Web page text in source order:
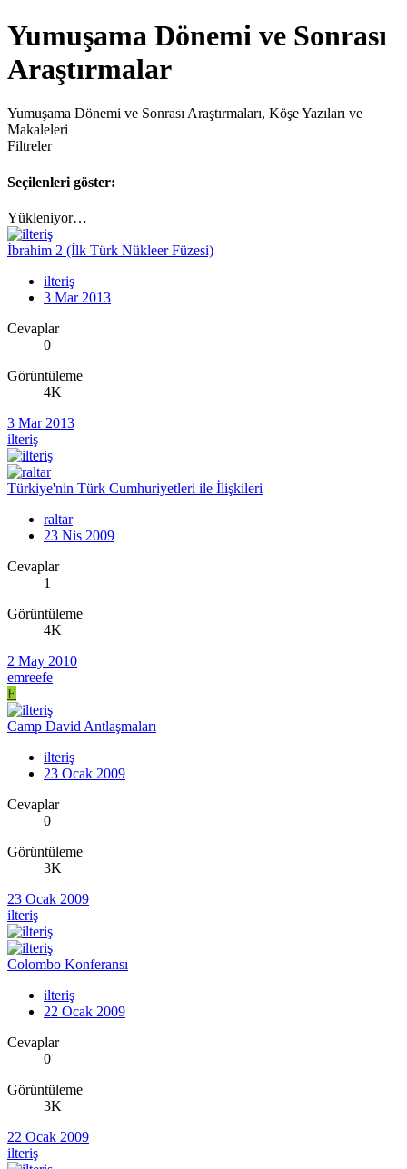
Yumuşama Dönemi ve Sonrası
Araştırmalar
Yumuşama Dönemi ve Sonrası Araştırmaları, Köşe Yazıları ve
Makaleleri
Filtreler
Seçilenleri göster:
Yükleniyor…
İbrahim 2 (İlk Türk Nükleer Füzesi)
ilteriş
3 Mar 2013
Cevaplar
0
Görüntüleme
4K
3 Mar 2013
ilteriş
Türkiye'nin Türk Cumhuriyetleri ile İlişkileri
raltar
23 Nis 2009
Cevaplar
1
Görüntüleme
4K
2 May 2010
emreefe
E
Camp David Antlaşmaları
ilteriş
23 Ocak 2009
Cevaplar
0
Görüntüleme
3K
23 Ocak 2009
ilteriş
Colombo Konferansı
ilteriş
22 Ocak 2009
Cevaplar
0
Görüntüleme
3K
22 Ocak 2009
ilteriş